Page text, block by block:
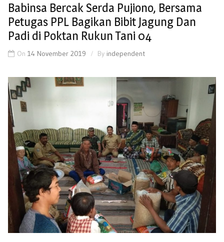
Babinsa Bercak Serda Pujiono, Bersama
Petugas PPL Bagikan Bibit Jagung Dan
Padi di Poktan Rukun Tani 04
On 14 November 2019 By independent